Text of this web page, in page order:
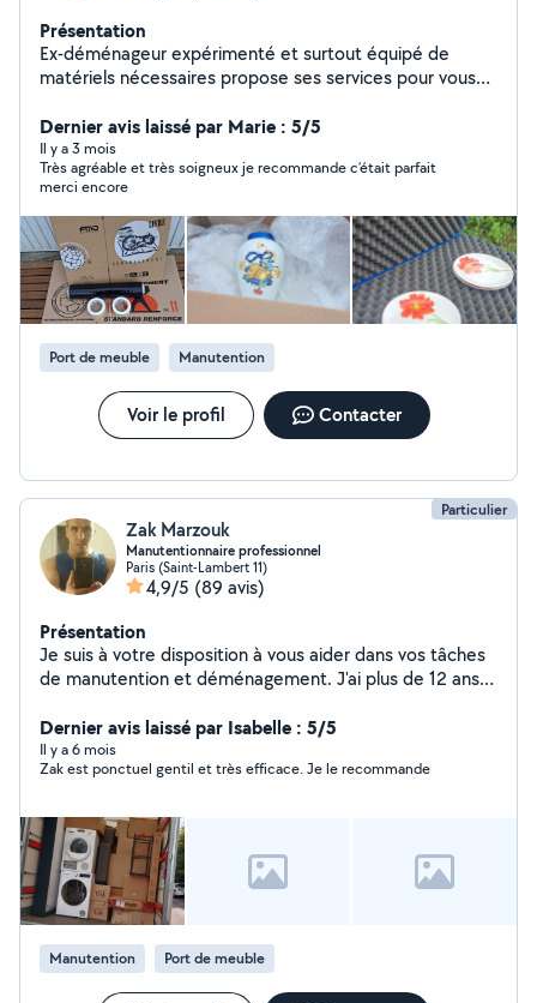
Présentation
Ex-déménageur expérimenté et surtout équipé de
matériels nécessaires propose ses services pour vous
emballage débarras des encombrants ouvert à toute
proposition ....!
Dernier avis laissé par Marie : 5/5
Il y a 3 mois
Très agréable et très soigneux je recommande c’était parfait
merci encore
Port de meuble Manutention
Voir le profil Contacter
Particulier
Zak Marzouk
Manutentionnaire professionnel
Paris (Saint-Lambert 11)
4,9/5 (89 avis)
Présentation
Je suis à votre disposition à vous aider dans vos tâches
de manutention et déménagement. J'ai plus de 12 ans
n'hésitez pas à me contacter. Tél : 06-22-06-88-42
Cordialement
Dernier avis laissé par Isabelle : 5/5
Il y a 6 mois
Zak est ponctuel gentil et très efficace. Je le recommande
Manutention Port de meuble